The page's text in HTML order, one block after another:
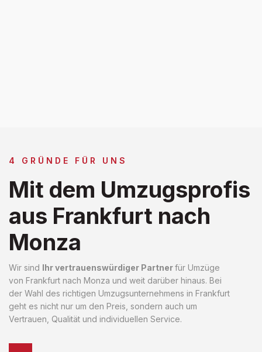
4 GRÜNDE FÜR UNS
Mit dem Umzugsprofis
aus Frankfurt nach
Monza
Wir sind Ihr vertrauenswürdiger Partnerfür Umzüge
von Frankfurt nach Monza und weit darüber hinaus. Bei
der Wahl des richtigen Umzugsunternehmens in Frankfurt
geht es nicht nur um den Preis, sondern auch um
Vertrauen, Qualität und individuellen Service.